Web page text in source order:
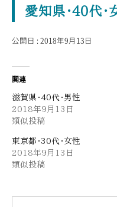
愛知県・40代・
公開日 : 2018年9月13日
関連
滋賀県・40代・男性
2018年9月13日
類似投稿
東京都・30代・女性
2018年9月13日
類似投稿